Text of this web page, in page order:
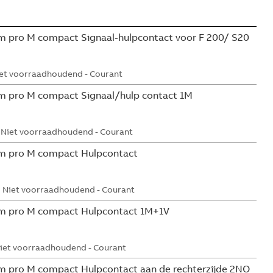
pro M compact Signaal-hulpcontact voor F 200/ S20
voorraadhoudend - Courant
pro M compact Signaal/hulp contact 1M
Niet voorraadhoudend - Courant
pro M compact Hulpcontact
Niet voorraadhoudend - Courant
pro M compact Hulpcontact 1M+1V
voorraadhoudend - Courant
pro M compact Hulpcontact aan de rechterzijde 2NO